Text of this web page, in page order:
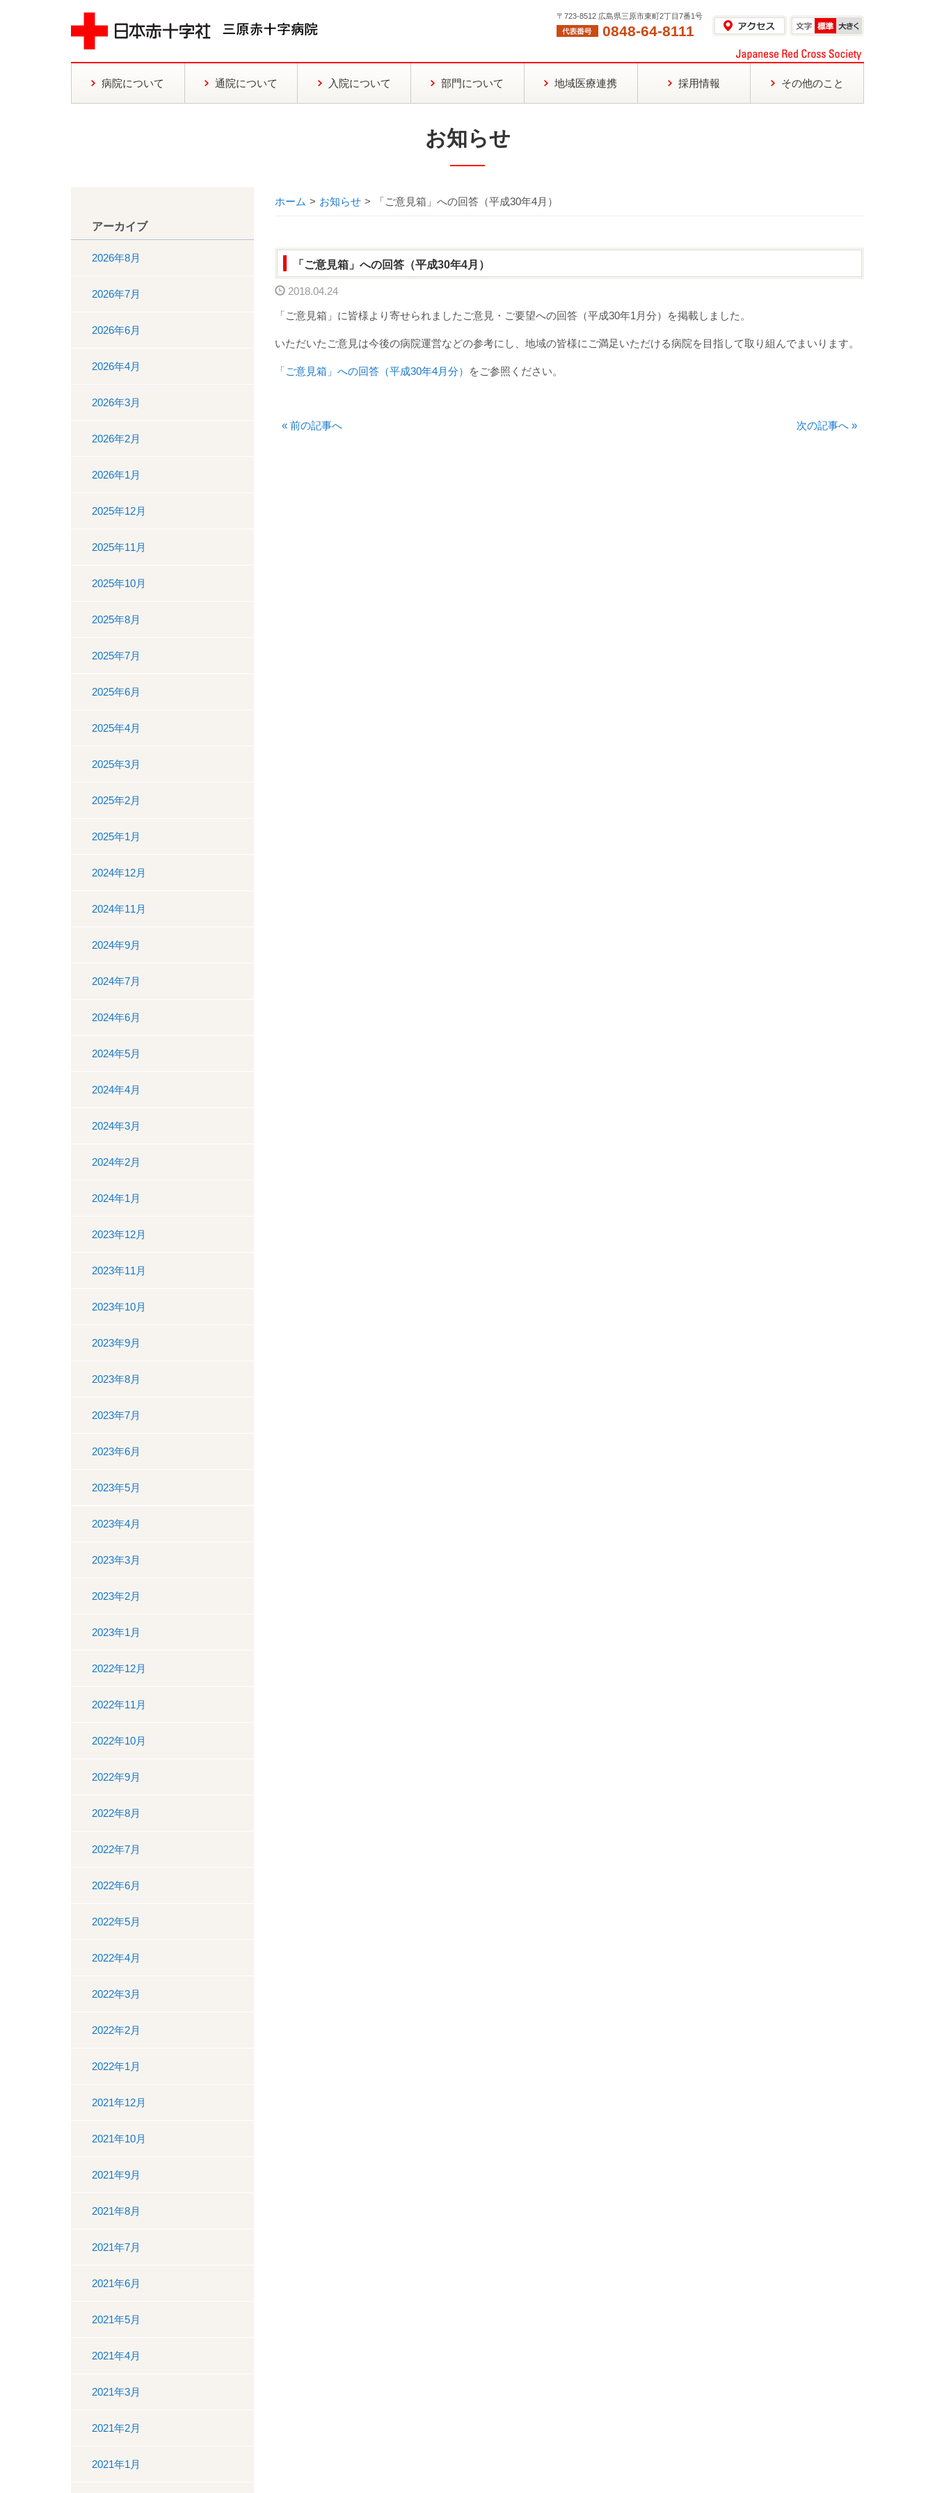
〒723-8512 広島県三原市東町2丁目7番1号
0848-64-8111
病院について 通院について 入院について 部門について 地域医療連携 採用情報 その他のこと
お知らせ
ホーム > お知らせ > 「ご意見箱」への回答（平成30年4月）
「ご意見箱」への回答（平成30年4月）
2018.04.24
「ご意見箱」に皆様より寄せられましたご意見・ご要望への回答（平成30年1月分）を掲載しました。
いただいたご意見は今後の病院運営などの参考にし、地域の皆様にご満足いただける病院を目指して取り組んでまいります。
「ご意見箱」への回答（平成30年4月分） をご参照ください。
«前の記事へ 次の記事へ »
アーカイブ
2026年8月
2026年7月
2026年6月
2026年4月
2026年3月
2026年2月
2026年1月
2025年12月
2025年11月
2025年10月
2025年8月
2025年7月
2025年6月
2025年4月
2025年3月
2025年2月
2025年1月
2024年12月
2024年11月
2024年9月
2024年7月
2024年6月
2024年5月
2024年4月
2024年3月
2024年2月
2024年1月
2023年12月
2023年11月
2023年10月
2023年9月
2023年8月
2023年7月
2023年6月
2023年5月
2023年4月
2023年3月
2023年2月
2023年1月
2022年12月
2022年11月
2022年10月
2022年9月
2022年8月
2022年7月
2022年6月
2022年5月
2022年4月
2022年3月
2022年2月
2022年1月
2021年12月
2021年10月
2021年9月
2021年8月
2021年7月
2021年6月
2021年5月
2021年4月
2021年3月
2021年2月
2021年1月